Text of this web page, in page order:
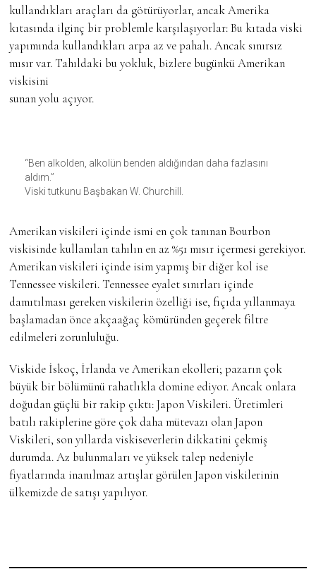
kullandıkları araçları da götürüyorlar, ancak Amerika
kıtasında ilginç bir problemle karşılaşıyorlar: Bu kıtada viski
yapımında kullandıkları arpa az ve pahalı. Ancak sınırsız
mısır var. Tahıldaki bu yokluk, bizlere bugünkü Amerikan
viskisini
sunan yolu açıyor.
“Ben alkolden, alkolün benden aldığından daha fazlasını
aldım.”
Viski tutkunu Başbakan W. Churchill.
Amerikan viskileri içinde ismi en çok tanınan Bourbon
viskisinde kullanılan tahılın en az %51 mısır içermesi gerekiyor.
Amerikan viskileri içinde isim yapmış bir diğer kol ise
Tennessee viskileri. Tennessee eyalet sınırları içinde
damıtılması gereken viskilerin özelliği ise, fıçıda yıllanmaya
başlamadan önce akçaağaç kömüründen geçerek filtre
edilmeleri zorunluluğu.
Viskide İskoç, İrlanda ve Amerikan ekolleri; pazarın çok
büyük bir bölümünü rahatlıkla domine ediyor. Ancak onlara
doğudan güçlü bir rakip çıktı: Japon Viskileri. Üretimleri
batılı rakiplerine göre çok daha mütevazı olan Japon
Viskileri, son yıllarda viskiseverlerin dikkatini çekmiş
durumda. Az bulunmaları ve yüksek talep nedeniyle
fiyatlarında inanılmaz artışlar görülen Japon viskilerinin
ülkemizde de satışı yapılıyor.